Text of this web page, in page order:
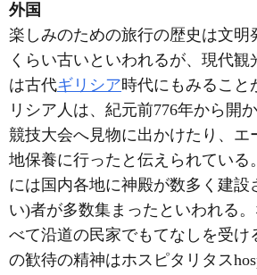
外国
楽しみのための旅行の歴史は文明
くらい古いといわれるが、現代観
は古代ギリシア時代にもみること
リシア人は、紀元前776年から開
競技大会へ見物に出かけたり、エ
地保養に行ったと伝えられている
には国内各地に神殿が数多く建設
い)者が多数集まったといわれる
べて沿道の民家でもてなしを受け
の歓待の精神はホスピタリタス